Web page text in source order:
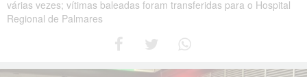
várias vezes; vítimas baleadas foram transferidas para o Hospital
Regional de Palmares